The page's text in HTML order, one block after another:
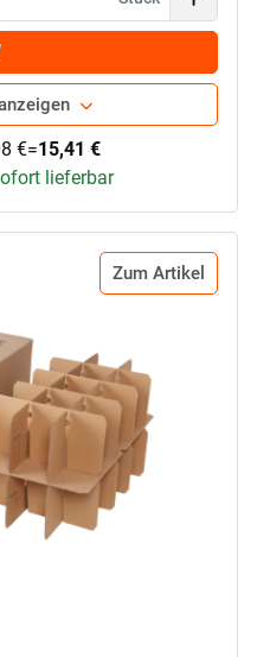
€=15,41 €
lieferbar
Zum Artikel